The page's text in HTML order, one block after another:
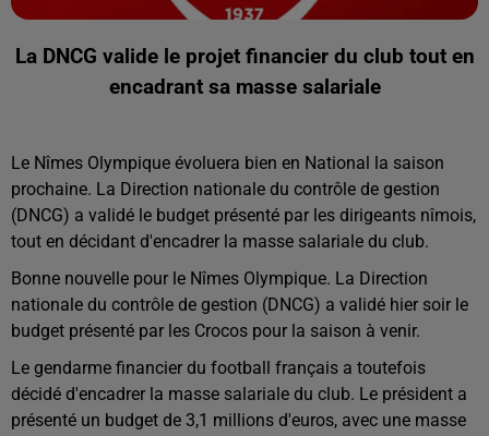
La DNCG valide le projet financier du club tout en
encadrant sa masse salariale
Le Nîmes Olympique évoluera bien en National la saison
prochaine. La Direction nationale du contrôle de gestion
(DNCG) a validé le budget présenté par les dirigeants nîmois,
tout en décidant d'encadrer la masse salariale du club.
Bonne nouvelle pour le Nîmes Olympique. La Direction
nationale du contrôle de gestion (DNCG) a validé hier soir le
budget présenté par les Crocos pour la saison à venir.
Le gendarme financier du football français a toutefois
décidé d'encadrer la masse salariale du club. Le président a
présenté un budget de 3,1 millions d'euros, avec une masse